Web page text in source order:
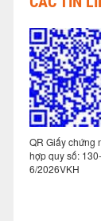
QR giấy
hợp quy số
122/